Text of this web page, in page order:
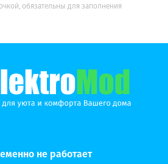
обязательны для заполнения
не работает